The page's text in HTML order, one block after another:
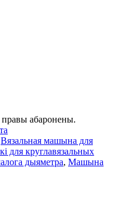
абаронены.
Вязальная машына для
для круглавязальных
дыяметра, Машына